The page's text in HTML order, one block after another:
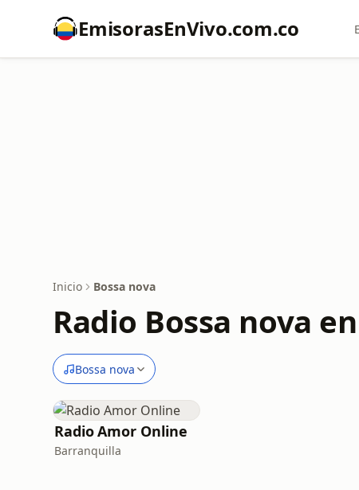
EmisorasEnVivo.com.co
Inicio Bossa nova
Radio Bossa nova
Bossa nova
Radio Amor Online
Barranquilla